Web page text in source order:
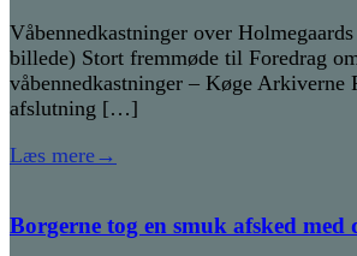
Våbennedkastninger over
billede) Stort fremmøde til Foredrag
våbennedkastninger – Køge Arkiverne
afslutning […]
Læs mere→
Borgerne tog en smuk afsked med